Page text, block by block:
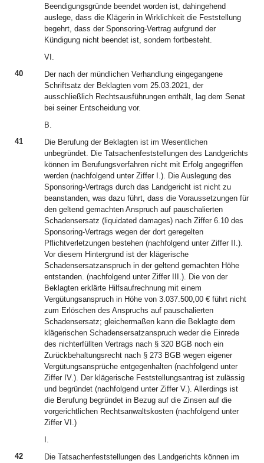
Beendigungsgründe beendet worden ist, dahingehend
auslege, dass die Klägerin in Wirklichkeit die Feststellung
begehrt, dass der Sponsoring-Vertrag aufgrund der
Kündigung nicht beendet ist, sondern fortbesteht.
VI.
40
Der nach der mündlichen Verhandlung eingegangene
Schriftsatz der Beklagten vom 25.03.2021, der
ausschließlich Rechtsausführungen enthält, lag dem Senat
bei seiner Entscheidung vor.
B.
41
Die Berufung der Beklagten ist im Wesentlichen
unbegründet. Die Tatsachenfeststellungen des Landgerichts
können im Berufungsverfahren nicht mit Erfolg angegriffen
werden (nachfolgend unter Ziffer I.). Die Auslegung des
Sponsoring-Vertrags durch das Landgericht ist nicht zu
beanstanden, was dazu führt, dass die Voraussetzungen für
den geltend gemachten Anspruch auf pauschalierten
Schadensersatz (liquidated damages) nach Ziffer 6.10 des
Sponsoring-Vertrags wegen der dort geregelten
Pflichtverletzungen bestehen (nachfolgend unter Ziffer II.).
Vor diesem Hintergrund ist der klägerische
Schadensersatzanspruch in der geltend gemachten Höhe
entstanden. (nachfolgend unter Ziffer III.). Die von der
Beklagten erklärte Hilfsaufrechnung mit einem
Vergütungsanspruch in Höhe von 3.037.500,00 € führt nicht
zum Erlöschen des Anspruchs auf pauschalierten
Schadensersatz; gleichermaßen kann die Beklagte dem
klägerischen Schadensersatzanspruch weder die Einrede
des nichterfüllten Vertrags nach § 320 BGB noch ein
Zurückbehaltungsrecht nach § 273 BGB wegen eigener
Vergütungsansprüche entgegenhalten (nachfolgend unter
Ziffer IV.). Der klägerische Feststellungsantrag ist zulässig
und begründet (nachfolgend unter Ziffer V.). Allerdings ist
die Berufung begründet in Bezug auf die Zinsen auf die
vorgerichtlichen Rechtsanwaltskosten (nachfolgend unter
Ziffer VI.)
I.
42
Die Tatsachenfeststellungen des Landgerichts können im